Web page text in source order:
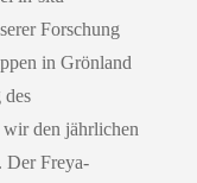
Forschung
in Grönland
des
wir den jährlichen
Der Freya-